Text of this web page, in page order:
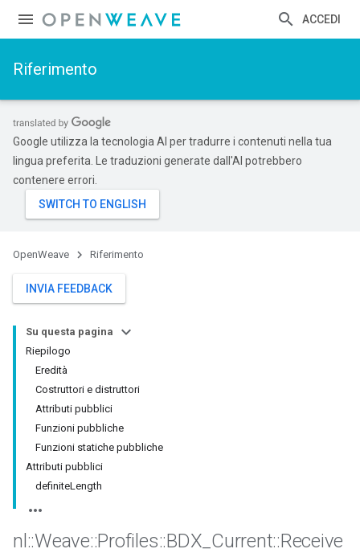
ACCEDI
Riferimento
Google utilizza la tecnologia AI per tradurre i contenuti nella tua
lingua preferita. Le traduzioni generate dall'AI potrebbero
contenere errori.
OpenWeave Riferimento
INVIA FEEDBACK
Su questa pagina
Riepilogo
Eredità
Costruttori e distruttori
Attributi pubblici
Funzioni pubbliche
Funzioni statiche pubbliche
Attributi pubblici
definiteLength
nl ::Weave::Profiles::BDX Current::Receive